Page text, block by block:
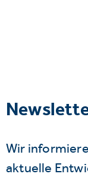
Wir
aktuelle